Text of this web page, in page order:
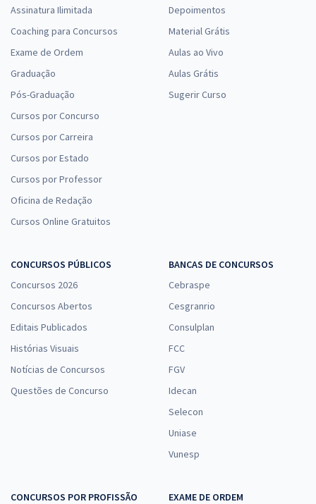
Assinatura Ilimitada
Coaching para Concursos
Exame de Ordem
Graduação
Pós-Graduação
Cursos por Concurso
Cursos por Carreira
Cursos por Estado
Cursos por Professor
Oficina de Redação
Cursos Online Gratuitos
Depoimentos
Material Grátis
Aulas ao Vivo
Aulas Grátis
Sugerir Curso
CONCURSOS PÚBLICOS
Concursos 2026
Concursos Abertos
Editais Publicados
Histórias Visuais
Notícias de Concursos
Questões de Concurso
BANCAS DE CONCURSOS
Cebraspe
Cesgranrio
Consulplan
FCC
FGV
Idecan
Selecon
Uniase
Vunesp
CONCURSOS POR PROFISSÃO
EXAME DE ORDEM